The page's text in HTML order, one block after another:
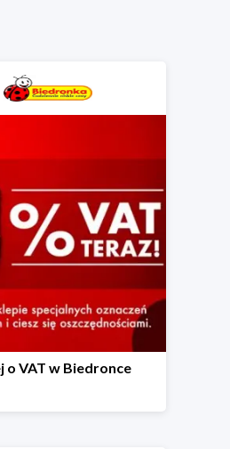
o VAT w Biedronce